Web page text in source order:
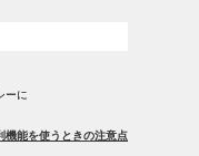
ーに
機能を使うときの注意点